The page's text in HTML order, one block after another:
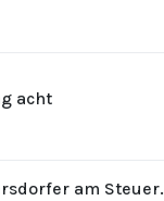
acht
am Steuer.